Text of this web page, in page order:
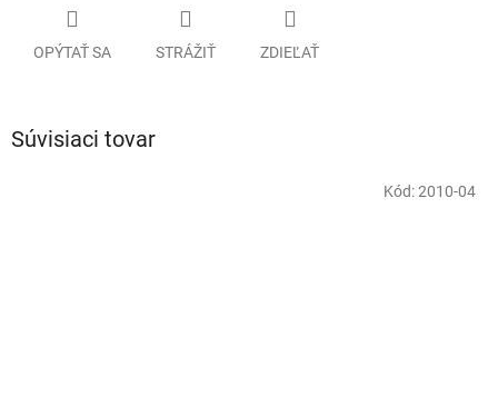
OPÝTAŤ SA STRÁŽIŤ ZDIEĽAŤ
Súvisiaci tovar
Kód:2010-04